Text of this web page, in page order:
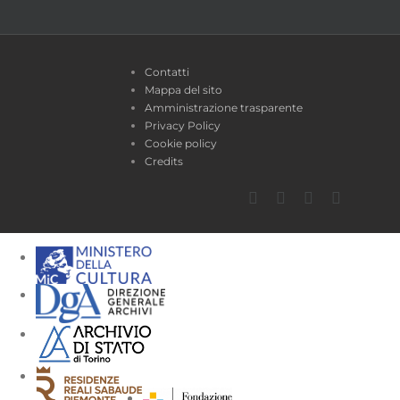
Contatti
Mappa del sito
Amministrazione trasparente
Privacy Policy
Cookie policy
Credits
Facebook
TwitterYouTube